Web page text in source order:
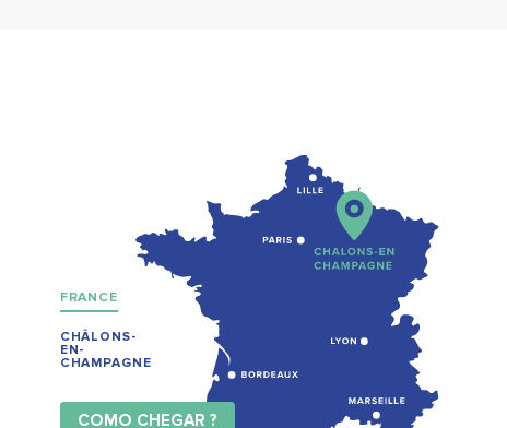
FRANCE
CHÂLONS-
EN-
CHAMPAGNE
COMO CHEGAR ?